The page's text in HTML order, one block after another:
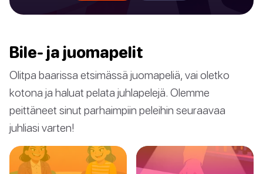
Bile- ja juomapelit
Olitpa baarissa etsimässä juomapeliä, vai oletko
kotona ja haluat pelata juhlapelejä. Olemme
peittäneet sinut parhaimpiin peleihin seuraavaa
juhliasi varten!